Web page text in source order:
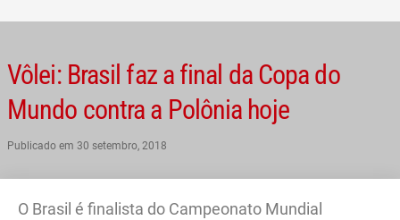
Vôlei: Brasil faz a final da Copa do
Mundo contra a Polônia hoje
Publicado em 30 setembro, 2018
O Brasil é finalista do Campeonato Mundial